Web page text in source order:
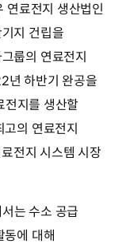
연료전지 생산법인
지 건립을
룹의 연료전지
년 하반기 완공을
지를 생산할
의 연료전지
전지 시스템 시장
는 수소 공급
에 대해